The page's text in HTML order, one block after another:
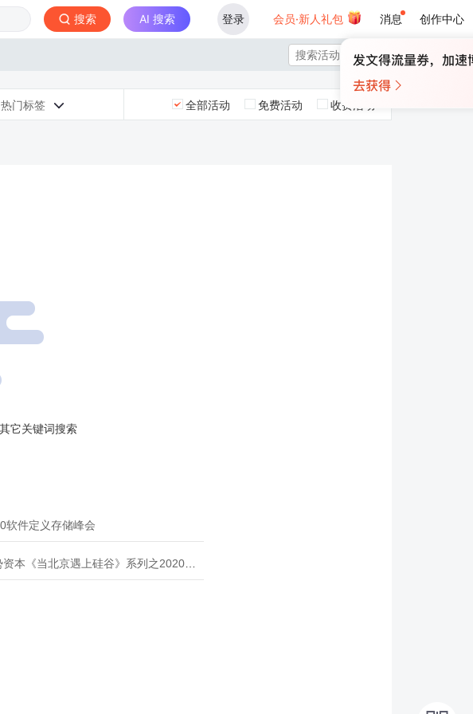
搜索 AI 搜索 登录 会员·新人礼包 消息 创作中心

热门标签  全部活动 免费活动 收费活动
它关键词搜索
软件定义存储峰会
本《当北京遇上硅谷》系列之2020年度开源峰会